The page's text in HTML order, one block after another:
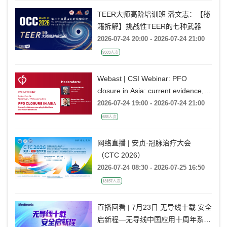
TEER大师高阶培训班 潘文志：【秘
籍拆解】挑战性TEER的七种武器
2026-07-24 20:00 - 2026-07-24 21:00
9503人次
Webast | CSI Webinar: PFO
closure in Asia: current evidence,
emerging indications and future
directions
2026-07-24 19:00 - 2026-07-24 21:00
688人次
网络直播 | 安贞·冠脉治疗大会
（CTC 2026）
2026-07-24 08:30 - 2026-07-25 16:50
13157人次
直播回看 | 7月23日 无导线十载 安全
启新程—无导线中国应用十周年系列